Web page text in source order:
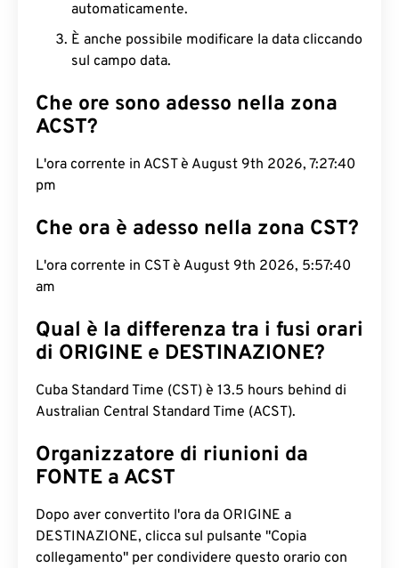
automaticamente.
È anche possibile modificare la data cliccando
sul campo data.
Che ore sono adesso nella zona
ACST?
L'ora corrente in ACST è August 9th 2026, 7:27:41
pm
Che ora è adesso nella zona CST?
L'ora corrente in CST è August 9th 2026, 5:57:41
am
Qual è la differenza tra i fusi orari
di ORIGINE e DESTINAZIONE?
Cuba Standard Time (CST) è 13.5 hours behind di
Australian Central Standard Time (ACST).
Organizzatore di riunioni da
FONTE a ACST
Dopo aver convertito l'ora da ORIGINE a
DESTINAZIONE, clicca sul pulsante "Copia
collegamento" per condividere questo orario con